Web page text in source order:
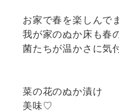
お家で春を楽しんで
我が家のぬか床も春
菌たちが温かさに気
菜の花のぬか漬け
美味♡